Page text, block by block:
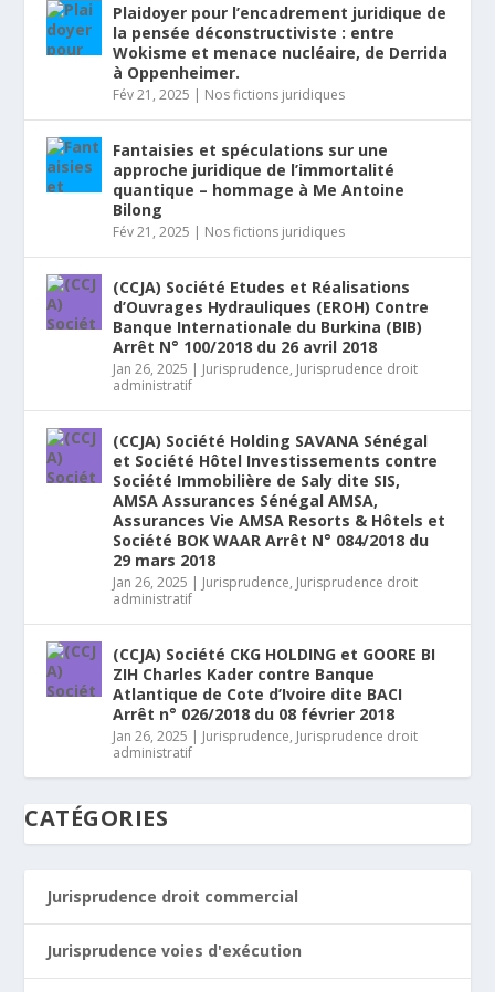
Plaidoyer pour l’encadrement juridique de
la pensée déconstructiviste : entre
Wokisme et menace nucléaire, de Derrida
à Oppenheimer.
Fév 21, 2025 | Nos fictions juridiques
Fantaisies et spéculations sur une
approche juridique de l’immortalité
quantique – hommage à Me Antoine
Bilong
Fév 21, 2025 | Nos fictions juridiques
(CCJA) Société Etudes et Réalisations
d’Ouvrages Hydrauliques (EROH) Contre
Banque Internationale du Burkina (BIB)
Arrêt N° 100/2018 du 26 avril 2018
Jan 26, 2025 | Jurisprudence, Jurisprudence droit
administratif
(CCJA) Société Holding SAVANA Sénégal
et Société Hôtel Investissements contre
Société Immobilière de Saly dite SIS,
AMSA Assurances Sénégal AMSA,
Assurances Vie AMSA Resorts & Hôtels et
Société BOK WAAR Arrêt N° 084/2018 du
29 mars 2018
Jan 26, 2025 | Jurisprudence, Jurisprudence droit
administratif
(CCJA) Société CKG HOLDING et GOORE BI
ZIH Charles Kader contre Banque
Atlantique de Cote d’Ivoire dite BACI
Arrêt n° 026/2018 du 08 février 2018
Jan 26, 2025 | Jurisprudence, Jurisprudence droit
administratif
CATÉGORIES
Jurisprudence droit commercial
Jurisprudence voies d'exécution